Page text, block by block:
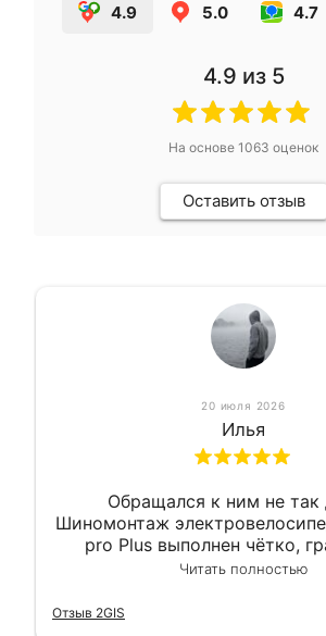
4.9 5.0 4.7
4.9 из 5
На основе 1063 оценок
Оставить отзыв
20 июля 2026
Илья
Обращался к ним не так
Шиномонтаж
pro Plus выполнен чётко,
квалифицированно. Всё
Читать полностью
Отзыв 2GIS